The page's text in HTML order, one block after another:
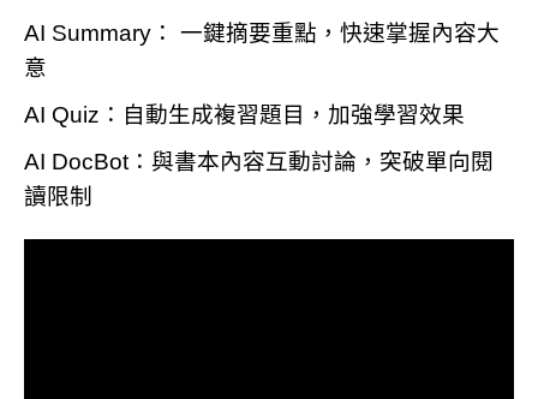
AI Summary： 一鍵摘要重點，快速掌握內容大
意
AI Quiz：自動生成複習題目，加強學習效果
AI DocBot：與書本內容互動討論，突破單向閱
讀限制